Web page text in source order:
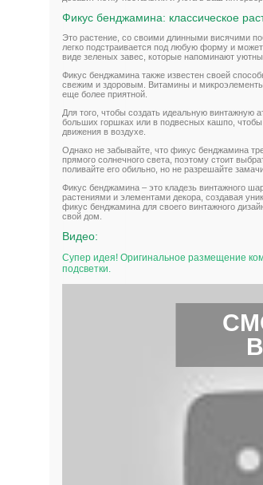
Фикус бенджамина: классическое
Это растение, со своими длинными висячими
легко подстраивается под любую форму и
виде зеленых завес, которые напоминают
Фикус бенджамина также известен своей
свежим и здоровым. Витамины и
еще более приятной.
Для того, чтобы создать идеальную
больших горшках или в подвесных кашпо, чтобы
движения в воздухе.
Однако не забывайте, что фикус бенджамина
прямого солнечного света, поэтому стоит
поливайте его обильно, но не разрешайте
Фикус бенджамина – это кладезь винтажного
растениями и элементами декора, создавая
фикус бенджамина для своего винтажного
свой дом.
Видео:
Супер идея! Оригинальное размещение
подсветки.